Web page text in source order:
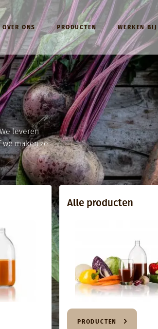
(NL)
OVER ONS PRODUCTEN WERKEN BIJ
leveren
maken ze
Alle producten
PRODUCTEN